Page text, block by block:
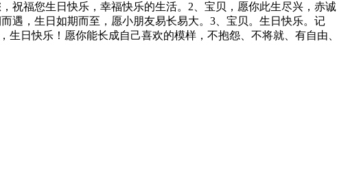
祝福您生日快乐，幸福快乐的生活。2、宝贝，愿你此生尽兴，赤诚
遇，生日如期而至，愿小朋友易长易大。3、宝贝。生日快乐。记
日快乐！愿你能长成自己喜欢的模样，不抱怨、不将就、有自由、